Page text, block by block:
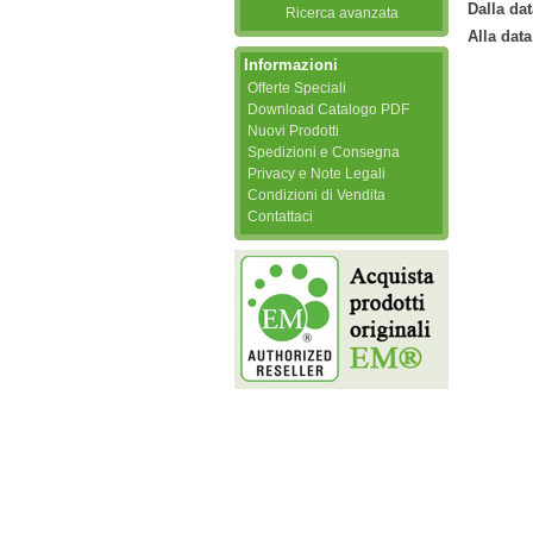
Dalla
Alla
Ricerca avanzata
Informazioni
Offerte Speciali
Download Catalogo PDF
Nuovi Prodotti
Spedizioni e Consegna
Privacy e Note Legali
Condizioni di Vendita
Contattaci